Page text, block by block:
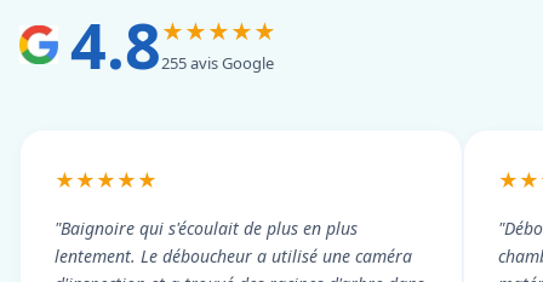
4.8★★★★★
255 avis Google
★★★★★
"Baignoire qui s'écoulait de plus en plus
lentement. Le déboucheur a utilisé une caméra